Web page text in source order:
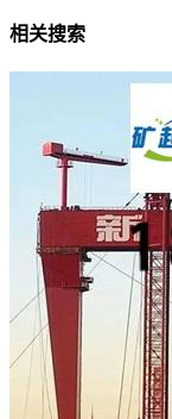
相关搜索